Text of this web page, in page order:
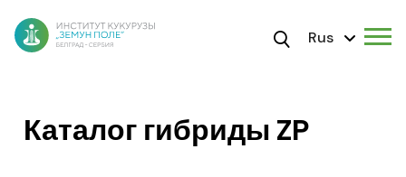
Rus
Каталог гибриды ZP